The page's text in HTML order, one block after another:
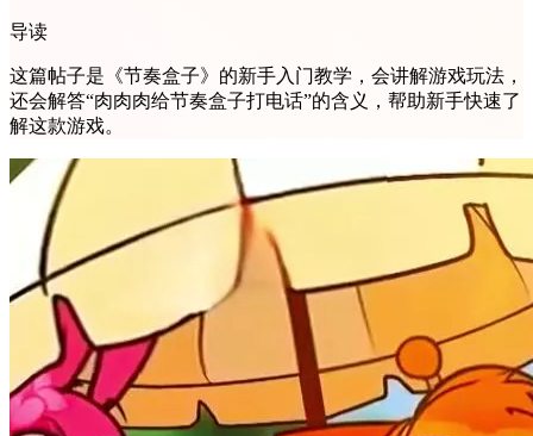
导读
这篇帖子是《节奏盒子》的新手入门教学，会讲解游戏玩法，
还会解答“肉肉肉给节奏盒子打电话”的含义，帮助新手快速了
解这款游戏。